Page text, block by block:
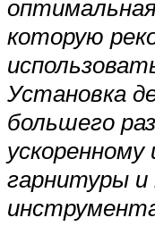
которую
Установка
большего
ускоренному
гарнитуры и